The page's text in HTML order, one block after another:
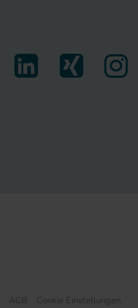
AGB Cookie Einstellungen